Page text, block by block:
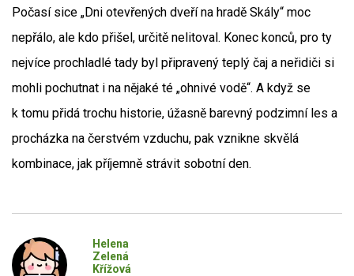
Počasí sice „Dni otevřených dveří na hradě Skály“ moc
nepřálo, ale kdo přišel, určitě nelitoval. Konec konců, pro ty
nejvíce prochladlé tady byl připravený teplý čaj a neřidiči si
mohli pochutnat i na nějaké té „ohnivé vodě“. A když se
k tomu přidá trochu historie, úžasně barevný podzimní les a
procházka na čerstvém vzduchu, pak vznikne skvělá
kombinace, jak příjemně strávit sobotní den.
Helena
Zelená
Křížová